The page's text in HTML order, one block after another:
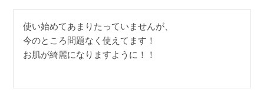
使い始めてあまりたっていませんが、
今のところ問題なく使えてます！
お肌が綺麗になりますように！！